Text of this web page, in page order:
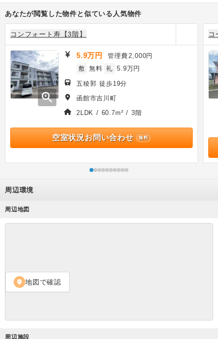
あなたが閲覧した物件と似ている人気物件
コンフォート寿【3階】
zoom_in
5.9万円 管理費 2,000円
敷 無料 礼 5.9万円
五稜郭 徒歩19分
函館市吉川町
2LDK / 60.7m² / 3階
空室状況お問い合わせ 無料
コ
周辺環境
周辺地図
location_on 地図で確認
周辺施設